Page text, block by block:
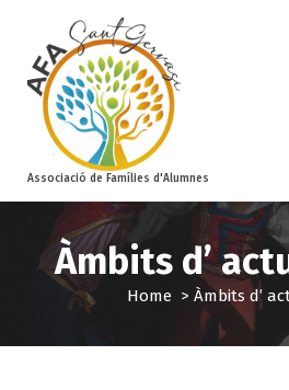
n
Associació de Famílies d'Alumnes
Àmbits d’
Home> Àmbits d’